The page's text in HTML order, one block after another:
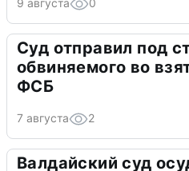
9 августа 0
Суд отправил под
обвиняемого во
ФСБ
7 августа 2
Валдайский суд